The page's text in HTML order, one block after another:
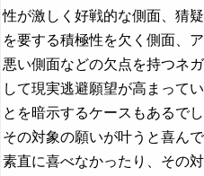
性が激しく好戦的な側面、猜
を要する積極性を欠く側面、
悪い側面などの欠点を持つネ
して現実逃避願望が高まって
とを暗示するケースもあるで
その対象の願いが叶うと喜ん
素直に喜べなかったり、その